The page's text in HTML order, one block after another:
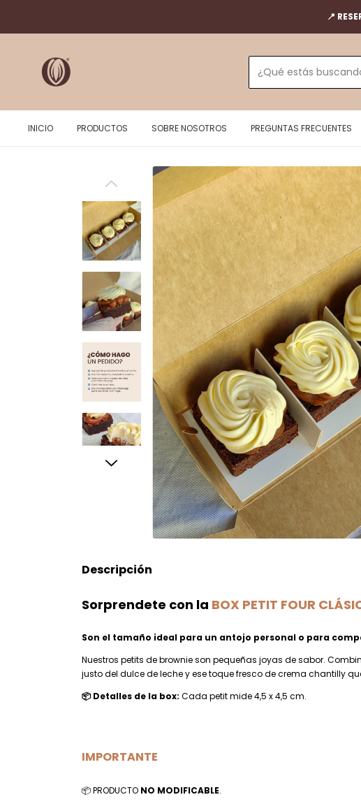
📍
INICIO PRODUCTOS SOBRE NOSOTROS PREGUNTAS FRECUENTES
Descripción
Sorprendete con la BOX PETIT FOUR
Son el tamaño ideal para un antojo personal o para
Nuestros petits de brownie son pequeñas joyas de sabor.
justo del dulce de leche y ese toque fresco de crema chantilly
📦 Detalles de la box: Cada petit mide 4,5 x 4,5 cm.
IMPORTANTE
📦 PRODUCTO NO MODIFICABLE.